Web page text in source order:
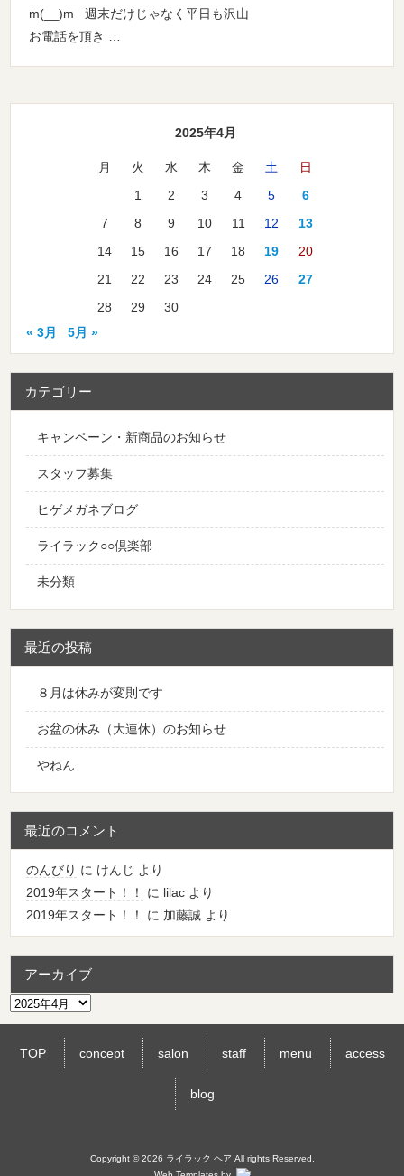
m(__)m 週末だけじゃなく平日も沢山
お電話を頂き …
2025年4月
月 火 水 木 金 土
日
1
2 3 4 5
6
7
8 9 10 11 12
13
14
15 16 17 18 19
20
21
22 23 24 25 26
27
28
29
30
« 3月
5月 »
カテゴリー
キャンペーン・新商品のお知らせ
スタッフ募集
ヒゲメガネブログ
ライラック○○倶楽部
未分類
最近の投稿
８月は休みが変則です
お盆の休み（大連休）のお知らせ
やねん
最近のコメント
のんびり に けんじ より
2019年スタート！！
に lilac より
2019年スタート！！
に 加藤誠 より
アーカイブ
ア
ー
カTOP concept salon staff menu access
blog
Copyright © 2026 ライラック ヘア All rights Reserved.